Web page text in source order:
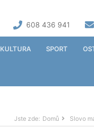
608 436 941
KULTURA SPORT
Jste zde: Domů Slovo